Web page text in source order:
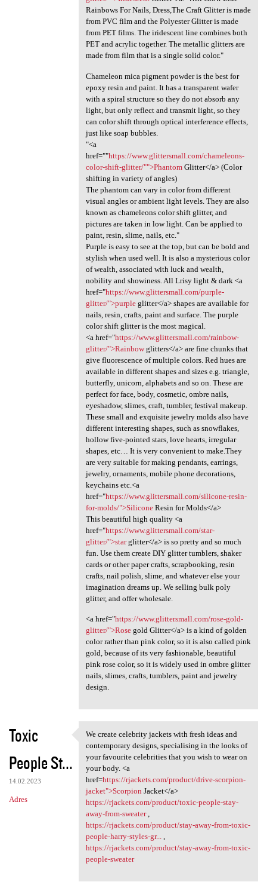
Rainbows For Nails, Dress,The Craft Glitter is made
from PVC film and the Polyester Glitter is made
from PET films. The iridescent line combines both
PET and acrylic together. The metallic glitters are
made from film that is a single solid color."
Chameleon mica pigment powder is the best for
epoxy resin and paint. It has a transparent wafer
with a spiral structure so they do not absorb any
light, but only reflect and transmit light, so they
can color shift through optical interference effects,
just like soap bubbles.
"<a
href=""https://www.glittersmall.com/chameleons-
color-shift-glitter/"">PhantomGlitter</a> (Color
shifting in variety of angles)
The phantom can vary in color from different
visual angles or ambient light levels. They are also
known as chameleons color shift glitter, and
pictures are taken in low light. Can be applied to
paint, resin, slime, nails, etc."
Purple is easy to see at the top, but can be bold and
stylish when used well. It is also a mysterious color
of wealth, associated with luck and wealth,
nobility and showiness. All Lrisy light & dark <a
href="https://www.glittersmall.com/purple-
glitter/">purpleglitter</a> shapes are available for
nails, resin, crafts, paint and surface. The purple
color shift glitter is the most magical.
<a href="https://www.glittersmall.com/rainbow-
glitter/">Rainbowglitters</a> are fine chunks that
give fluorescence of multiple colors. Red hues are
available in different shapes and sizes e.g. triangle,
butterfly, unicorn, alphabets and so on. These are
perfect for face, body, cosmetic, ombre nails,
eyeshadow, slimes, craft, tumbler, festival makeup.
These small and exquisite jewelry molds also have
different interesting shapes, such as snowflakes,
hollow five-pointed stars, love hearts, irregular
shapes, etc… It is very convenient to make.They
are very suitable for making pendants, earrings,
jewelry, ornaments, mobile phone decorations,
keychains etc.<a
href="https://www.glittersmall.com/silicone-resin-
for-molds/">SiliconeResin for Molds</a>
This beautiful high quality <a
href="https://www.glittersmall.com/star-
glitter/">starglitter</a> is so pretty and so much
fun. Use them create DIY glitter tumblers, shaker
cards or other paper crafts, scrapbooking, resin
crafts, nail polish, slime, and whatever else your
imagination dreams up. We selling bulk poly
glitter, and offer wholesale.
<a href="https://www.glittersmall.com/rose-gold-
glitter/">Rosegold Glitter</a> is a kind of golden
color rather than pink color, so it is also called pink
gold, because of its very fashionable, beautiful
pink rose color, so it is widely used in ombre glitter
nails, slimes, crafts, tumblers, paint and jewelry
design.
Toxic
People St...
14.02.2023
Adres
We create celebrity jackets
We create celebrity jackets with fresh ideas and
contemporary designs, specialising in the looks of
your favourite celebrities that you wish to wear on
your body. <a
href=https://rjackets.com/product/drive-scorpion-
jacket">Scorpion Jacket</a>
https://rjackets.com/product/toxic-people-stay-
away-from-sweater,
https://rjackets.com/product/stay-away-from-toxic-
people-harry-styles-gr...
https://rjackets.com/product/stay-away-from-toxic-
people-sweater